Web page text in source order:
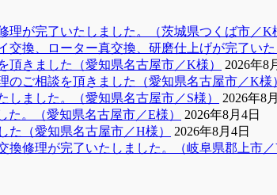
理が完了いたしました。（茨城県つくば市／K
交換、ローター真交換、研磨仕上げが完了い
きました（愛知県名古屋市／K様）
2026年8
ご相談を頂きました（愛知県名古屋市／K様
ました。（愛知県名古屋市／S様）
2026年8
。（愛知県名古屋市／E様）
2026年8月4日
た（愛知県名古屋市／H様）
2026年8月4日
修理が完了いたしました。（岐阜県郡上市／